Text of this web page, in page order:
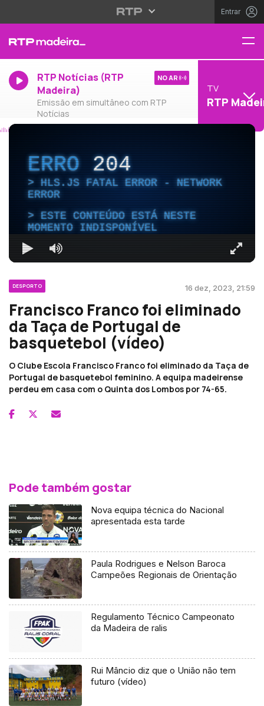
Entrar
RTP Notícias (RTP
Madeira)
Emissão em simultâneo com RTP
Notícias
NO AR
TV
RTP
ERRO204
HLS.JS FATAL ERROR - NETWORK
ERROR
ESTE CONTEÚDO ESTÁ NESTE
MOMENTO INDISPONÍVEL
DESPORTO 16 dez, 2023, 21:59
Francisco Franco foi eliminado
da Taça de Portugal de
basquetebol (vídeo)
O Clube Escola Francisco Franco foi eliminado da Taça de
Portugal de basquetebol feminino. A equipa madeirense
perdeu em casa com o Quinta dos Lombos por 74-65.
Pode também gostar
Nova equipa técnica do Nacional
apresentada esta tarde
Paula Rodrigues e Nelson Baroca
Campeões Regionais de Orientação
Regulamento Técnico Campeonato
da Madeira de ralis
Rui Mâncio diz que o União não tem
futuro (vídeo)